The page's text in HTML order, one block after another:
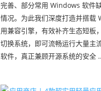
完善、部分常用 Windows 软件
情况。为此我们深度打造并搭载
用兼容引擎，有效补齐生态短板
切换系统，即可流畅运行大量主
软件，真正兼顾开源系统的安全